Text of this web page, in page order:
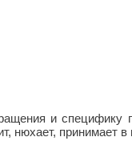
и специфику
нюхает, принимает